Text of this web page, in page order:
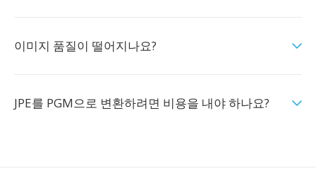
이미지 품질이 떨어지나요?
JPE를 PGM으로 변환하려면 비용을 내야 하나요?